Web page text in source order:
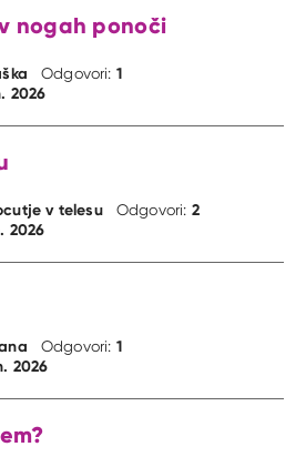
nogah ponoči
Odgovori: 1
2026
v telesu Odgovori: 2
2026
Odgovori: 1
2026